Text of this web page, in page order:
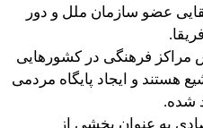
عضو سازمان ملل و دور
مراکز فرهنگی در کشورهایی
هستند و ایجاد پایگاه مردمی
شده.
به عنوان بخشی از